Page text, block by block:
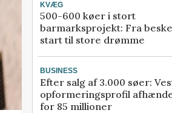
KVÆG
500-600 køer i stort
barmarksprojekt: Fra
start til store drømme
BUSINESS
Efter salg af 3.000 søer:
opformeringsprofil
for 85 millioner